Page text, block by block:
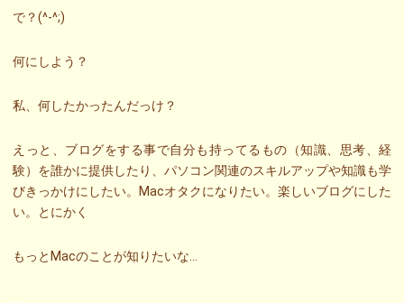
で？(^-^;)
何にしよう？
私、何したかったんだっけ？
えっと、ブログをする事で自分も持ってるもの（知識、思考、経
験）を誰かに提供したり、パソコン関連のスキルアップや知識も学
びきっかけにしたい。Macオタクになりたい。楽しいブログにした
い。とにかく
もっとMacのことが知りたいな…